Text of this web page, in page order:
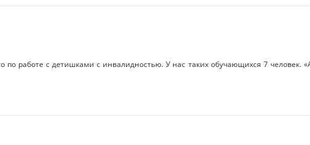
по работе с детишками с инвалидностью. У нас таких обучающихся 7